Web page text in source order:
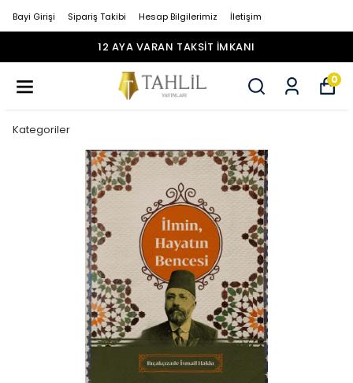
Bayi Girişi Sipariş Takibi Hesap Bilgilerimiz İletişim
12 AYA VARAN TAKSİT İMKANI
0
Kategoriler